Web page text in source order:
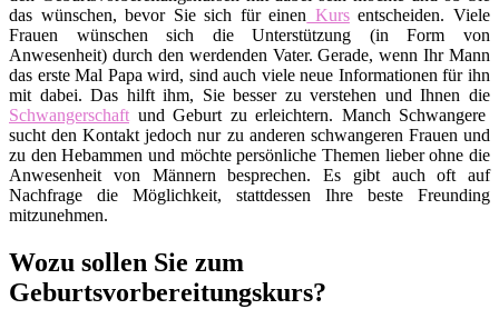
das wünschen, bevor Sie sich für einen Kursentscheiden. Viele
Frauen wünschen sich die Unterstützung (in Form von
Anwesenheit) durch den werdenden Vater. Gerade, wenn Ihr Mann
das erste Mal Papa wird, sind auch viele neue Informationen für ihn
mit dabei. Das hilft ihm, Sie besser zu verstehen und Ihnen die
Schwangerschaft und Geburt zu erleichtern. Manch Schwangere
sucht den Kontakt jedoch nur zu anderen schwangeren Frauen und
zu den Hebammen und möchte persönliche Themen lieber ohne die
Anwesenheit von Männern besprechen. Es gibt auch oft auf
Nachfrage die Möglichkeit, stattdessen Ihre beste Freunding
mitzunehmen.
Wozu sollen Sie zum
Geburtsvorbereitungskurs?